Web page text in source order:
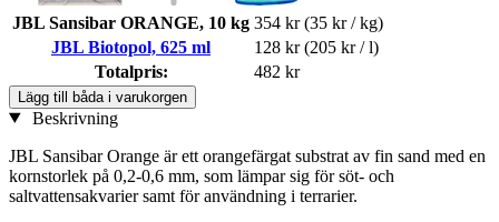
JBL Sansibar ORANGE, 10 kg 354 kr (35 kr / kg)
JBL Biotopol, 625 ml
128 kr (205 kr / l)
Totalpris:
482 kr
Lägg till båda i varukorgen
Beskrivning
JBL Sansibar Orange är ett orangefärgat substrat av fin sand med en
kornstorlek på 0,2-0,6 mm, som lämpar sig för söt- och
saltvattensakvarier samt för användning i terrarier.